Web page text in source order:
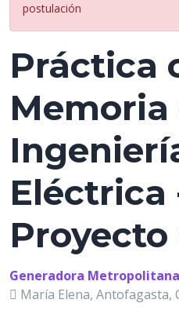
postulación
Práctica
Memoria
Eléctrica
Proyecto
Generadora Metropolitana
María Elena, Antofagasta,